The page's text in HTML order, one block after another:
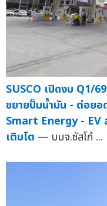
SUSCO เปิดงบ Q1/
ขยายปั๊มน้ำมัน - ต่อย
Smart Energy - EV
เติบโต — บมจ.ซัสโก้ ...